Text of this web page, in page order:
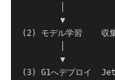
        ▼
(2) モデル学習    収集
        ▼
(3) G1へデプロイ